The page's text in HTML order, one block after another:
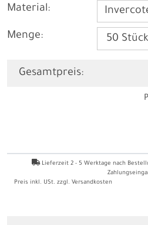
Material:
Menge:
Gesamtpreis:
Lieferzeit 2 - 5 Werktage nach
Preis inkl. USt. zzgl. Versandkosten